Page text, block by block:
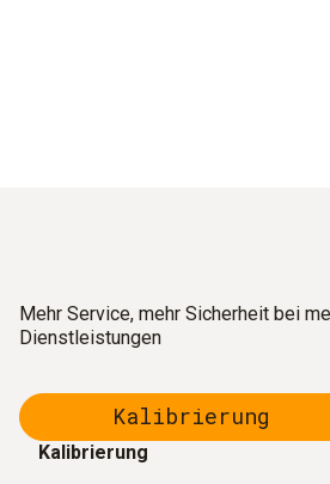
Mehr Service, mehr Sicherheit bei
Dienstleistungen
Kalibrierung
Kalibrierung